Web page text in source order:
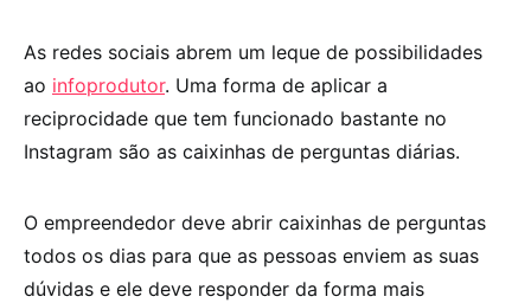
As redes sociais abrem um leque de possibilidades
ao infoprodutor. Uma forma de aplicar a
reciprocidade que tem funcionado bastante no
Instagram são as caixinhas de perguntas diárias.
O empreendedor deve abrir caixinhas de perguntas
todos os dias para que as pessoas enviem as suas
dúvidas e ele deve responder da forma mais